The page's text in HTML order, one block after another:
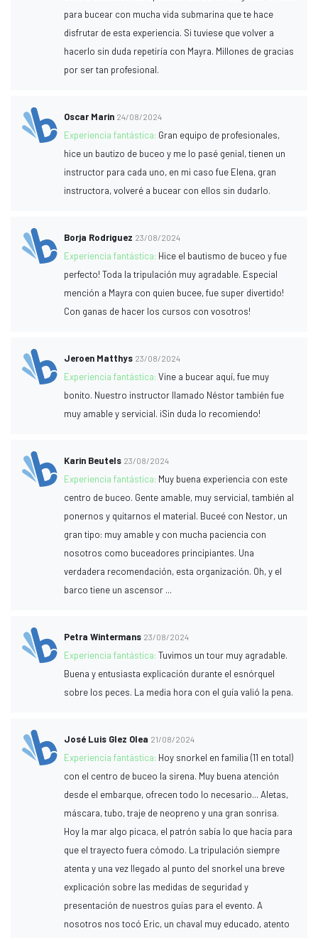
para bucear con mucha vida submarina que te hace
disfrutar de esta experiencia. Si tuviese que volver a
hacerlo sin duda repetiría con Mayra. Millones de gracias
por ser tan profesional.
Oscar Marin 24/08/2024
Experiencia fantástica: Gran equipo de profesionales,
hice un bautizo de buceo y me lo pasé genial, tienen un
instructor para cada uno, en mi caso fue Elena, gran
instructora, volveré a bucear con ellos sin dudarlo.
Borja Rodriguez 23/08/2024
Experiencia fantástica: Hice el bautismo de buceo y fue
perfecto! Toda la tripulación muy agradable. Especial
mención a Mayra con quien bucee, fue super divertido!
Con ganas de hacer los cursos con vosotros!
Jeroen Matthys 23/08/2024
Experiencia fantástica:Vine a bucear aquí, fue muy
bonito. Nuestro instructor llamado Néstor también fue
muy amable y servicial. ¡Sin duda lo recomiendo!
Karin Beutels 23/08/2024
Experiencia fantástica: Muy buena experiencia con este
centro de buceo. Gente amable, muy servicial, también al
ponernos y quitarnos el material. Buceé con Nestor, un
gran tipo: muy amable y con mucha paciencia con
nosotros como buceadores principiantes. Una
verdadera recomendación, esta organización. Oh, y el
barco tiene un ascensor ...
Petra Wintermans 23/08/2024
Experiencia fantástica:Tuvimos un tour muy agradable.
Buena y entusiasta explicación durante el esnórquel
sobre los peces. La media hora con el guía valió la pena.
José Luis Glez Olea 21/08/2024
Experiencia fantástica: Hoy snorkel en familia (11 en total)
con el centro de buceo la sirena. Muy buena atención
desde el embarque, ofrecen todo lo necesario... Aletas,
máscara, tubo, traje de neopreno y una gran sonrisa.
Hoy la mar algo picaca, el patrón sabía lo que hacía para
que el trayecto fuera cómodo. La tripulación siempre
atenta y una vez llegado al punto del snorkel una breve
explicación sobre las medidas de seguridad y
presentación de nuestros guías para el evento. A
nosotros nos tocó Eric, un chaval muy educado, atento